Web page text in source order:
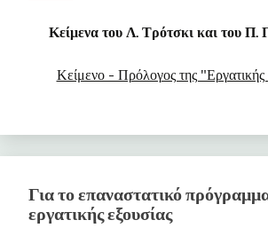
Κείμενα του Λ. Τρότσκι και του Π.
Κείμενο - Πρόλογος της "Εργατικής
Για το επαναστατικό
εργατικής εξουσίας